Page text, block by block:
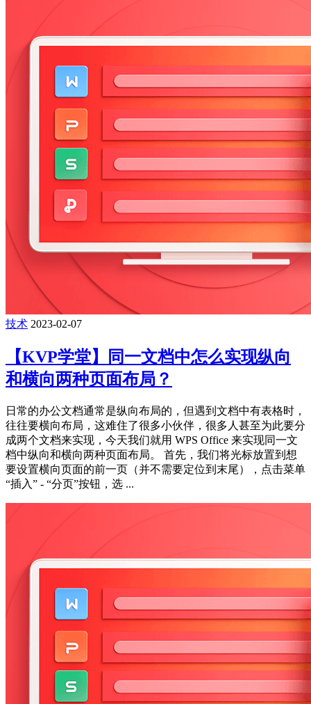
技术 2023-02-07
【KVP学堂】同一文档中怎么实现纵向
和横向两种页面布局？
日常的办公文档通常是纵向布局的，但遇到文档中有表格时，
往往要横向布局，这难住了很多小伙伴，很多人甚至为此要分
成两个文档来实现，今天我们就用 WPS Office 来实现同一文
档中纵向和横向两种页面布局。 首先，我们将光标放置到想
要设置横向页面的前一页（并不需要定位到末尾），点击菜单
“插入” - “分页”按钮，选 ...